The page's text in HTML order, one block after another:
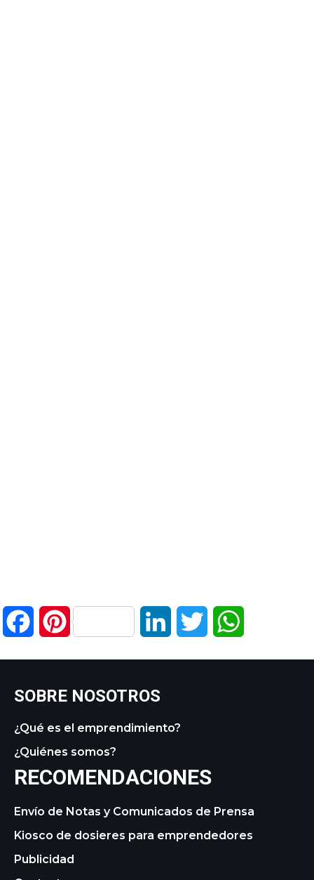
FacebookPinterest LinkedIn Twitter
SOBRE NOSOTROS
¿Qué es el emprendimiento?
¿Quiénes somos?
RECOMENDACIONES
Envío de Notas y Comunicados de Prensa
Kiosco de dosieres para emprendedores
Publicidad